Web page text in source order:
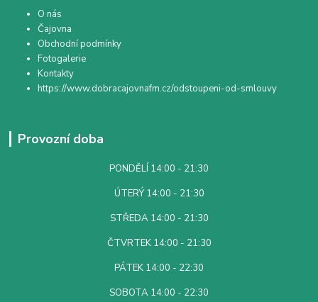
O nás
Čajovna
Obchodní podmínky
Fotogalerie
Kontakty
https://www.dobracajovnafm.cz/odstoupeni-od-smlouvy
Provozní doba
PONDĚLÍ 14:00 - 21:30
ÚTERÝ 14:00 - 21:30
STŘEDA 14:00 - 21:30
ČTVRTEK 14:00 - 21:30
PÁTEK 14:00 - 22:30
SOBOTA 14:00 - 22:30